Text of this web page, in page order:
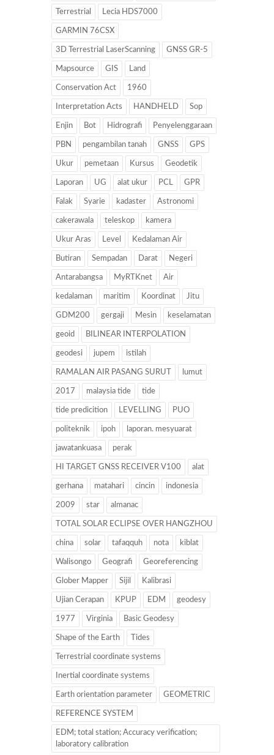
Terrestrial Lecia HDS7000
GARMIN 76CSX
3D Terrestrial LaserScanning GNSS GR-5
Mapsource GIS Land
Conservation Act 1960
Interpretation Acts HANDHELD Sop
Enjin Bot Hidrografi Penyelenggaraan
PBN pengambilan tanah GNSS GPS
Ukur pemetaan Kursus Geodetik
Laporan UG alat ukur PCL GPR
Falak Syarie kadaster Astronomi
cakerawala teleskop kamera
Ukur Aras Level Kedalaman Air
Butiran Sempadan Darat Negeri
Antarabangsa MyRTKnet Air
kedalaman maritim Koordinat Jitu
GDM200 gergaji Mesin keselamatan
geoid BILINEAR INTERPOLATION
geodesi jupem istilah
RAMALAN AIR PASANG SURUT lumut
2017 malaysia tide tide
tide predicition LEVELLING PUO
politeknik ipoh laporan. mesyuarat
jawatankuasa perak
HI TARGET GNSS RECEIVER V100 alat
gerhana matahari cincin indonesia
2009 star almanac
TOTAL SOLAR ECLIPSE OVER HANGZHOU
china solar tafaqquh nota kiblat
Walisongo Geografi Georeferencing
Glober Mapper Sijil Kalibrasi
Ujian Cerapan KPUP EDM geodesy
1977 Virginia Basic Geodesy
Shape of the Earth Tides
Terrestrial coordinate systems
Inertial coordinate systems
Earth orientation parameter GEOMETRIC
REFERENCE SYSTEM
EDM; total station; Accuracy verification;
laboratory calibration